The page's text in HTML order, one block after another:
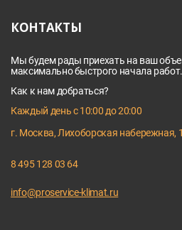
КОНТАКТЫ
Мы будем рады приехать на ваш
максимально быстрого начала работ.
Как к нам добраться?
Каждый день с 10:00 до 20:00
г. Москва, Лихоборская набережная,
8 495 128 03 64
info@proservice-klimat.ru